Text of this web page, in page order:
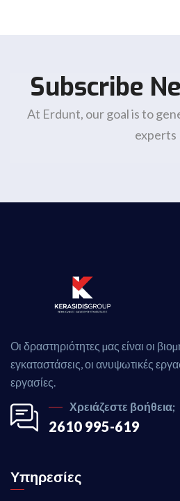
Subscribe
At Erdunt, our goal is to
experts
Οι δραστηριότητες µας είναι οι
εγκαταστάσεις, οι ανυψωτικές
εργασίες.
Χρειάζεστε βοήθεια;
2610 995-619
Υπηρεσίες